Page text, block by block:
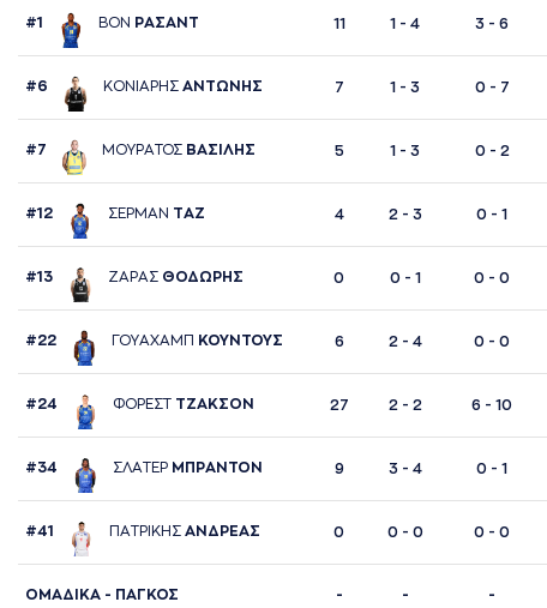
#1 ΒΟΝ ΡAΣAΝΤ 11 1 - 4 3 - 6
#6 ΚΟΝΙAΡΗΣ AΝΤΩΝΗΣ 7 1 - 3 0 - 7
#7 ΜΟΥΡAΤΟΣ ΒAΣΙΛΗΣ 5 1 - 3 0 - 2
#12 ΣΕΡΜAΝ ΤAΖ 4 2 - 3 0 - 1
#13 ΖAΡAΣ ΘΟΔΩΡΗΣ 0 0 - 1 0 - 0
#22 ΓΟΥAΧAΜΠ ΚΟΥΝΤΟΥΣ 6 2 - 4 0 - 0
#24 ΦΟΡΕΣΤ ΤΖAΚΣΟΝ 27 2 - 2 6 - 10
#34 ΣΛAΤΕΡ ΜΠΡAΝΤΟΝ 9 3 - 4 0 - 1
#41 ΠAΤΡΙΚΗΣ AΝΔΡΕAΣ 0 0 - 0 0 - 0
ΟΜΑΔΙΚΑ - ΠΑΓΚΟΣ - - -